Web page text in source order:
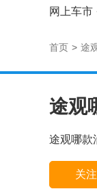
网上车市
首页 > 途
途观
途观哪款
关